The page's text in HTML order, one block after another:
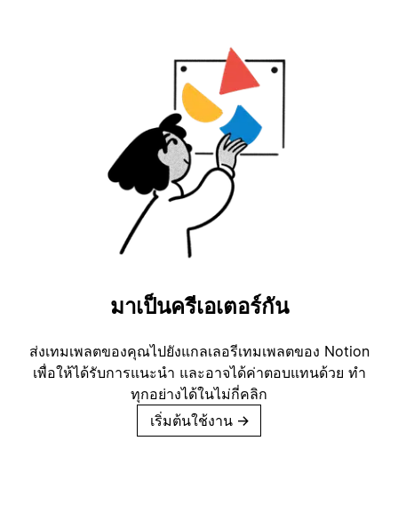
มาเป็นครีเอเตอร์กัน
ส่งเทมเพลตของคุณไปยังแกลเลอรีเทมเพลตของ Notion
เพื่อให้ได้รับการแนะนำ และอาจได้ค่าตอบแทนด้วย ทำ
ทุกอย่างได้ในไม่กี่คลิก
เริ่มต้นใช้งาน →